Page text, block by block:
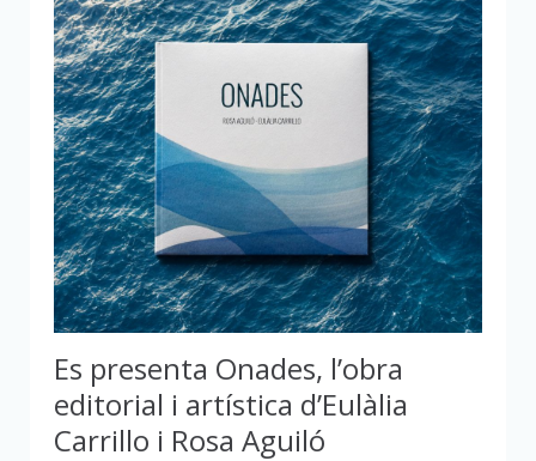
Es presenta Onades, l’obra
editorial i artística d’Eulàlia
Carrillo i Rosa Aguiló